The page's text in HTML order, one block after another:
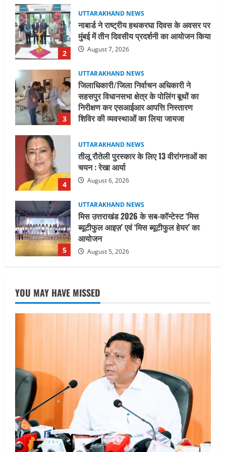
3
जिलाधिकारी/जिला निर्वाचन अधिकारी ने
सहसपुर विधानसभा क्षेत्र के पोलिंग बूथों का
निरीक्षण कर एसआईआर आपत्ति निस्तारण
शिविर की व्यवस्थाओं का लिया जायजा
4
UTTARAKHAND NEWS
तीलू रौतेली पुरस्कार के लिए 13 वीरांगनाओं का
चयन : रेखा आर्या
August 6, 2026
5
मिस उत्तराखंड 2026 के सब-कॉन्टेस्ट ‘मिस
ब्यूटीफुल आइज़’ एवं ‘मिस ब्यूटीफुल हेयर’ का
आयोजन
August 5, 2026
1
UTTARAKHAND NEWS
धामी कैबिनेट ने लिए कई महत्वपूर्ण निर्णय, अब
सामान्य वर्ग के पशुपालकों को भी गाय एवं भैंस
खरीद पर मिलेगा अनुदान, मजदूरी संहिता
नियमावली-2026 को मिली मंजूरी
2
नाबार्ड ने राष्ट्रीय हथकरघा दिवस के अवसर पर
मुंबई में तीन दिवसीय प्रदर्शनी का आयोजन किया
August 7, 2026
3
UTTARAKHAND NEWS
जिलाधिकारी/जिला निर्वाचन अधिकारी ने
सहसपुर विधानसभा क्षेत्र के पोलिंग बूथों का
निरीक्षण कर एसआईआर आपत्ति निस्तारण
शिविर की व्यवस्थाओं का लिया जायजा
August 6, 2026
4
UTTARAKHAND NEWS
तीलू रौतेली पुरस्कार के लिए 13 वीरांगनाओं का
चयन : रेखा आर्या
August 6, 2026
YOU MAY HAVE MISSED